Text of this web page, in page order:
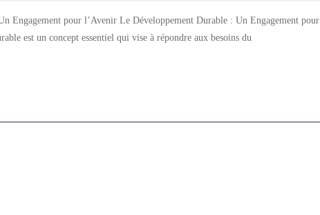
Engagement pour l’Avenir Le Développement Durable : Un Engagement pour
est un concept essentiel qui vise à répondre aux besoins du